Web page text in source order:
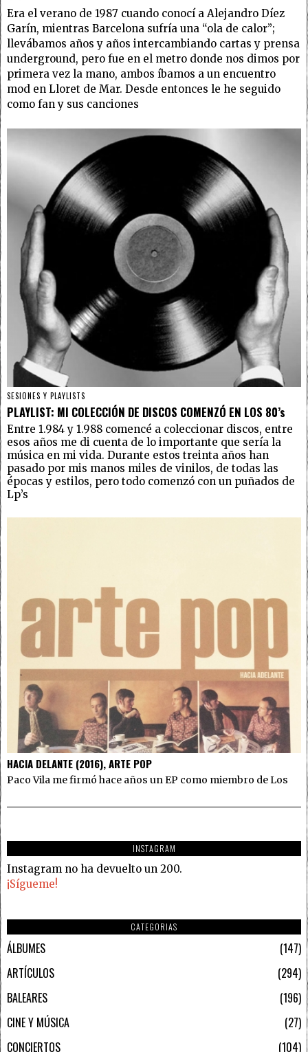
Era el verano de 1987 cuando conocí a Alejandro Díez
Garín, mientras Barcelona sufría una “ola de calor”;
llevábamos años y años intercambiando cartas y prensa
underground, pero fue en el metro donde nos dimos por
primera vez la mano, ambos íbamos a un encuentro
mod en Lloret de Mar. Desde entonces le he seguido
como fan y sus canciones
SESIONES Y PLAYLISTS
PLAYLIST: MI COLECCIÓN DE DISCOS COMENZÓ EN LOS 80’s
Entre 1.984 y 1.988 comencé a coleccionar discos, entre
esos años me di cuenta de lo importante que sería la
música en mi vida. Durante estos treinta años han
pasado por mis manos miles de vinilos, de todas las
épocas y estilos, pero todo comenzó con un puñados de
Lp’s
HACIA DELANTE (2016), ARTE POP
Paco Vila me firmó hace años un EP como miembro de Los
INSTAGRAM
Instagram no ha devuelto un 200.
¡Sígueme!
CATEGORIAS
ÁLBUMES
147
ARTÍCULOS
294
BALEARES
196
CINE Y MÚSICA
27
CONCIERTOS
104